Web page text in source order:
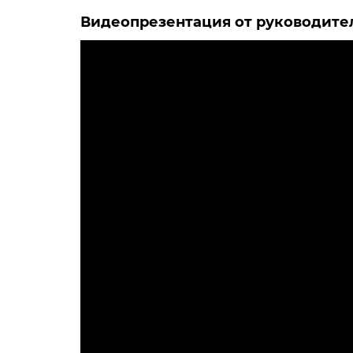
Видеопрезентация от